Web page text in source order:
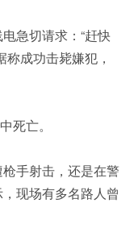
急切请求：“赶快
成功击毙嫌犯，
死亡。
手射击，还是在警
现场有多名路人曾